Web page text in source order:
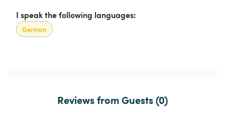
I speak the following languages:
German
Reviews from Guests (0)